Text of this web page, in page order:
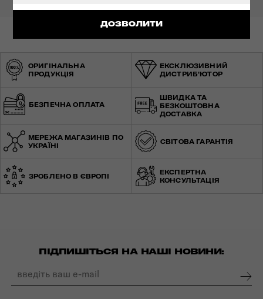
ДОЗВОЛИТИ
ОРИГІНАЛЬНА
ПРОДУКЦІЯ
ЕКСКЛЮЗИВНИЙ
ДИСТРИБ'ЮТОР
БЕЗПЕЧНА ОПЛАТА
ШВИДКА ТА
БЕЗКОШТОВНА
ДОСТАВКА
МЕРЕЖА МАГАЗИНІВ ПО
УКРАЇНІ
СВІТОВА ГАРАНТІЯ
ЗРОБЛЕНО В ЄВРОПІ
ЕКСПЕРТНА
КОНСУЛЬТАЦІЯ
ПІДПИШІТЬСЯ НА НАШІ НОВИНИ: